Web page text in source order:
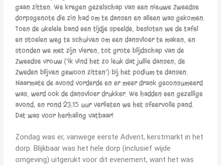
gaan zitten. We kregen gezelschap van een nieuwe Zweedse
dorpsgenote die zin had om te dansen en alleen was gekomen.
Toen de ukelele band een tijdje speelde, besloten we de tafel
en stoelen weg te schuiven om een dansvloer te maken, en
stonden we met zijn vieren, tot grote blijdschap van de
Zweedse vrouw (‘ik vind het zo leuk dat jullie dansen, de
Zweden blijven gewoon zitten’) bij het podium te dansen.
Naarmate de avond vorderde en er meer drank geconsumeerd
was, werd ook de dansvloer drukker. We hadden een gezellige
avond, en rond 23:15 uur verlieten we het sfeervolle pand.
Dat was voor herhaling vatbaar!
Zondag was er, vanwege eerste Advent, kerstmarkt in het
dorp. Blijkbaar was het hele dorp (inclusief wijde
omgeving) uitgerukt voor dit evenement, want het was